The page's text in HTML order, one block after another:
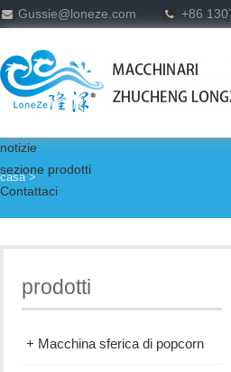
Gussie@loneze.com
+86
notizie
sezione prodotti
Contattaci
casa>
prodotti
+ Macchina sferica di popcorn